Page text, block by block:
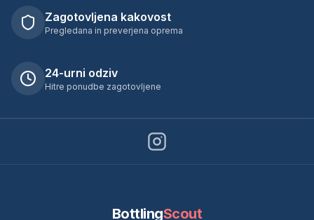
Zagotovljena kakovost
Pregledana in preverjena oprema
24-urni odziv
Hitre ponudbe zagotovljene
BottlingScout